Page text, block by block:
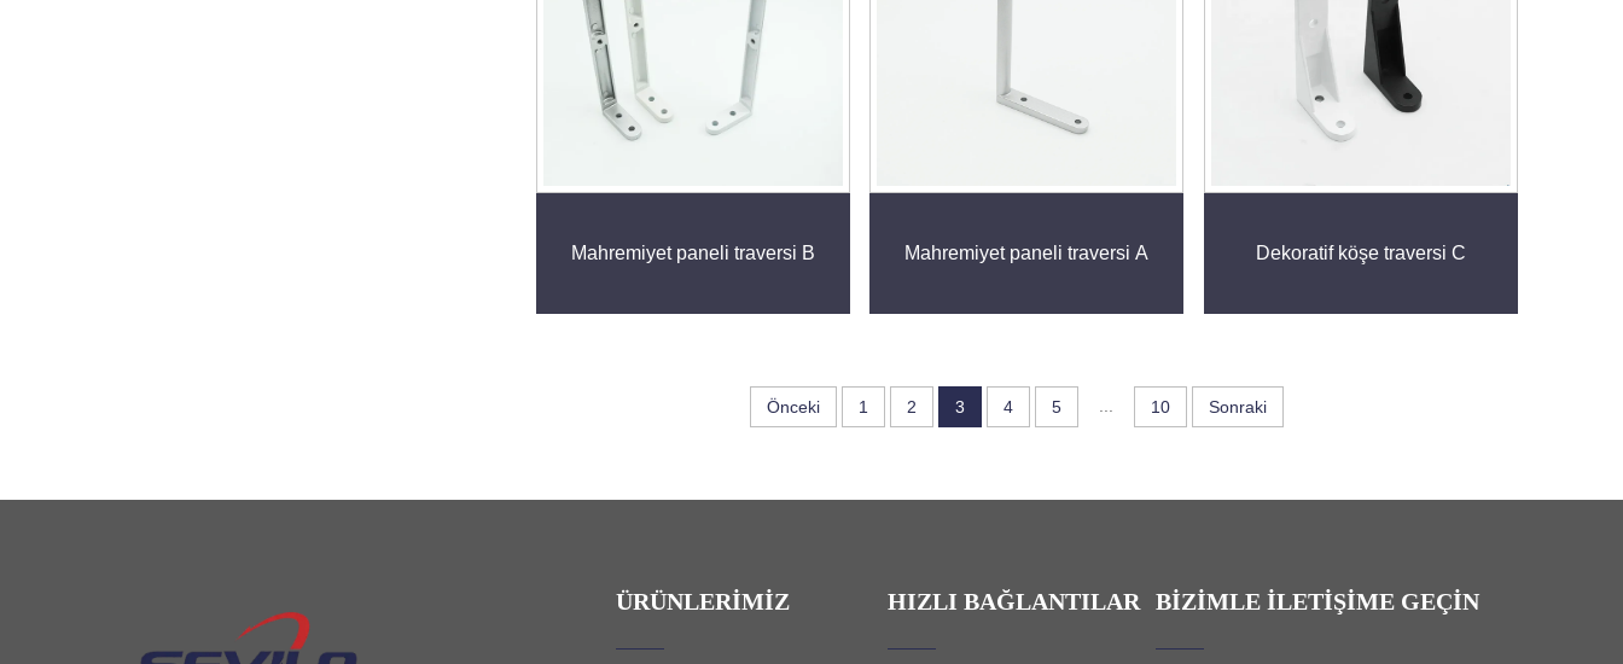
Mahremiyet paneli traversi B Mahremiyet paneli traversi A Dekoratif köşe traversi C
Önceki 1 2 3 4 5 ... 10 Sonraki
ÜRÜNLERIMIZ HIZLI BAĞLANTILAR BIZIMLE İLETIŞIME GEÇIN